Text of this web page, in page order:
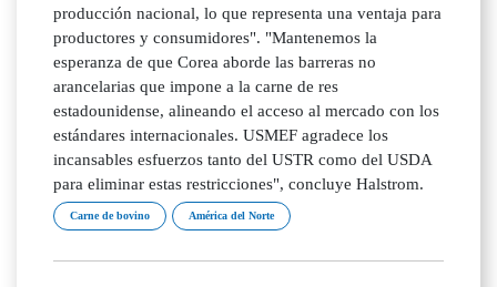
producción nacional, lo que representa una ventaja para
productores y consumidores". "Mantenemos la
esperanza de que Corea aborde las barreras no
arancelarias que impone a la carne de res
estadounidense, alineando el acceso al mercado con los
estándares internacionales. USMEF agradece los
incansables esfuerzos tanto del USTR como del USDA
para eliminar estas restricciones", concluye Halstrom.
Carne de bovino América del Norte